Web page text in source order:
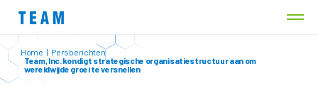
Home | Persberichten
Team, Inc. kondigt strategische organisatiestructuur aan om
wereldwijde groei te versnellen